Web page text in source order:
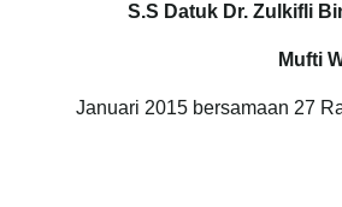
S.S Datuk Dr. Zulkifli
Mufti